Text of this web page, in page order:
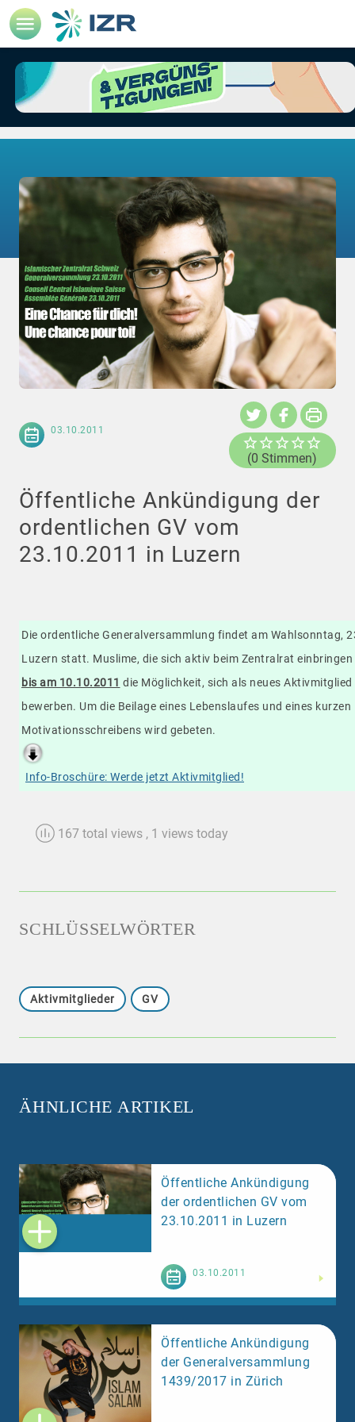
03.10.2011
(0 Stimmen)
Öffentliche Ankündigung der
ordentlichen GV vom
23.10.2011 in Luzern
Die ordentliche Generalversammlung findet am Wahlsonntag,
Luzern statt. Muslime, die sich aktiv beim Zentralrat
bis am 10.10.2011 die Möglichkeit, sich als neues
bewerben. Um die Beilage eines Lebenslaufes und eines kurzen
Motivationsschreibens wird gebeten.
Info-Broschüre: Werde jetzt Aktivmitglied!
167 total views , 1 views today
SCHLÜSSELWÖRTER
Aktivmitglieder GV
ÄHNLICHE ARTIKEL
Öffentliche Ankündigung
der ordentlichen GV vom
23.10.2011 in Luzern
03.10.2011
Öffentliche Ankündigung
der Generalversammlung
1439/2017 in Zürich